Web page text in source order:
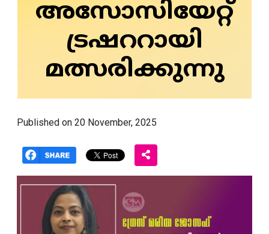
അസോസിയേറ്റ്
ട്രഷററായി
മത്സരിക്കുന്നു
Published on 20 November, 2025